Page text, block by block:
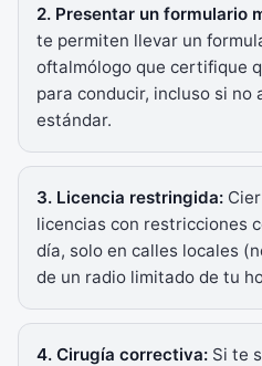
2. Presentar un formulario
te permiten llevar un
oftalmólogo que certifique
para conducir, incluso si no
estándar.
3. Licencia restringida:
licencias con restricciones
día, solo en calles locales
de un radio limitado de tu
4. Cirugía correctiva: Si te